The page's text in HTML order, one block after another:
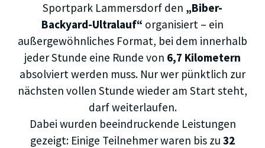
Sportpark Lammersdorf den „Biber-
Backyard-Ultralauf“ organisiert – ein
außergewöhnliches Format, bei dem innerhalb
jeder Stunde eine Runde von 6,7 Kilometern
absolviert werden muss. Nur wer pünktlich zur
nächsten vollen Stunde wieder am Start steht,
darf weiterlaufen.
Dabei wurden beeindruckende Leistungen
gezeigt: Einige Teilnehmer waren bis zu 32